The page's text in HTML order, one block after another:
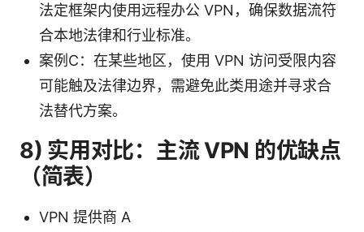
法定框架内使用远程办公 VPN，确保数据流符
合本地法律和行业标准。
案例C：在某些地区，使用 VPN 访问受限内容
可能触及法律边界，需避免此类用途并寻求合
法替代方案。
8) 实用对比：主流 VPN 的优缺点
（简表）
VPN 提供商 A